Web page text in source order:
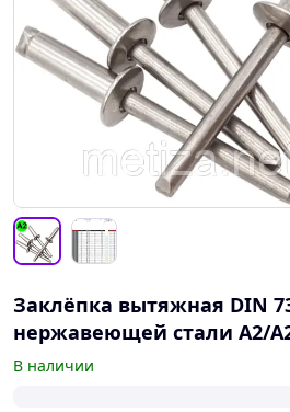
Заклёпка вытяжная DIN
нержавеющей стали А2/
В наличии